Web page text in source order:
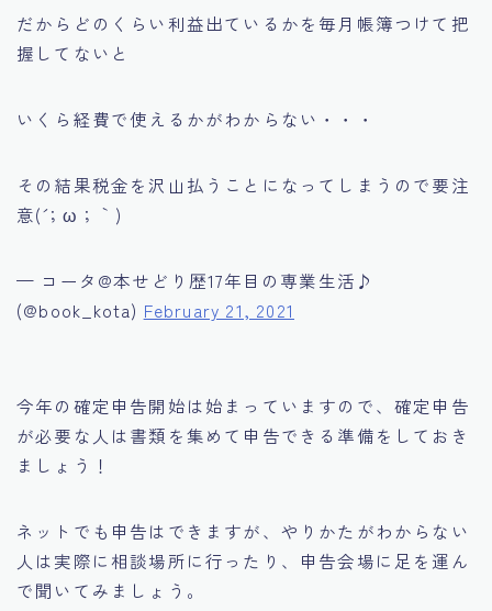
だからどのくらい利益出ているかを毎月帳簿つけて把
握してないと
いくら経費で使えるかがわからない・・・
その結果税金を沢山払うことになってしまうので要注
意(´；ω；｀)
— コータ@本せどり歴17年目の専業生活♪
(@book_kota) February 21, 2021
今年の確定申告開始は始まっていますので、確定申告
が必要な人は書類を集めて申告できる準備をしておき
ましょう！
ネットでも申告はできますが、やりかたがわからない
人は実際に相談場所に行ったり、申告会場に足を運ん
で聞いてみましょう。